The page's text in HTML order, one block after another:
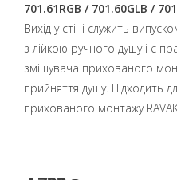
701.61RGB / 701.60GLB /
Вихід у стіні служить
з лійкою ручного душу і є
змішувача прихованого
прийняття душу. Підходить
прихованого монтажу